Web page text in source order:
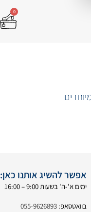
0
אפשר להשיג אותנו כאן:
ימים א'-ה' בשעות 9:00 – 16:00
בוואטסאפ:055-9626893